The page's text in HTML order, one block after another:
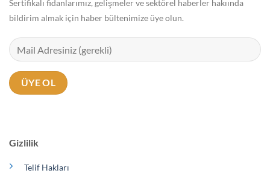
Gizlilik
Telif Hakları
Sertifikalı fidanlarımız, gelişmeler ve sektörel haberler hakıında
bildirim almak için haber bültenimize üye olun.